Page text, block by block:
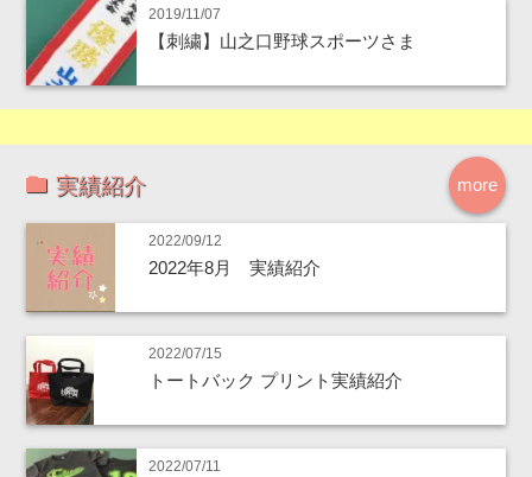
2019/11/07
【刺繍】山之口野球スポーツさま
more
実績紹介
2022/09/12
2022年8月 実績紹介
2022/07/15
トートバック プリント実績紹介
2022/07/11